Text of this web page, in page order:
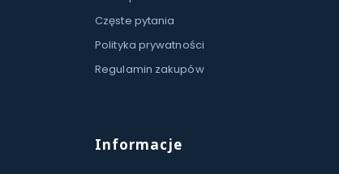
Częste pytania
Polityka prywatności
Regulamin zakupów
Informacje